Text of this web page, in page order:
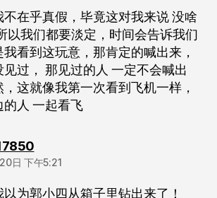
在乎真假，毕竟这对我来说 没啥
以我们都要淡定，时间会告诉我们
看到这玩意，那肯定的喊出来，
见过， 那见过的人 一定不会喊出
这就像我第一次看到飞机一样，
人 一起看飞
说：
日 下午5:21
为郭小四从箱子里钻出来了！